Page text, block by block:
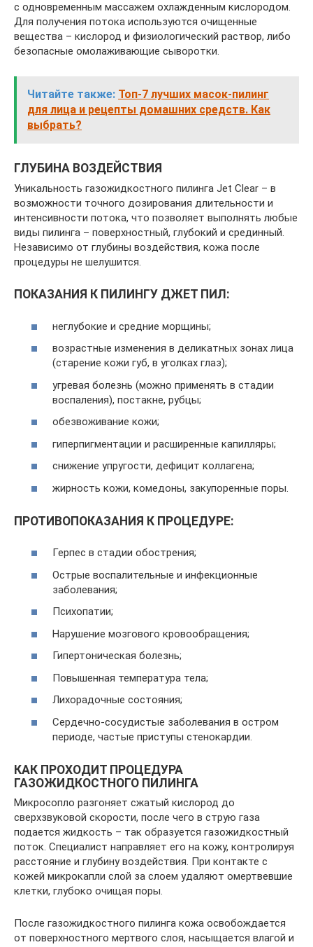
с одновременным массажем охлажденным кислородом.
Для получения потока используются очищенные
вещества – кислород и физиологический раствор, либо
безопасные омолаживающие сыворотки.
Читайте также: Топ-7 лучших масок-пилинг
для лица и рецепты домашних средств. Как
выбрать?
ГЛУБИНА ВОЗДЕЙСТВИЯ
Уникальность газожидкостного пилинга Jet Clear – в
возможности точного дозирования длительности и
интенсивности потока, что позволяет выполнять любые
виды пилинга – поверхностный, глубокий и срединный.
Независимо от глубины воздействия, кожа после
процедуры не шелушится.
ПОКАЗАНИЯ К ПИЛИНГУ ДЖЕТ ПИЛ:
неглубокие и средние морщины;
возрастные изменения в деликатных зонах лица
(старение кожи губ, в уголках глаз);
угревая болезнь (можно применять в стадии
воспаления), постакне, рубцы;
обезвоживание кожи;
гиперпигментации и расширенные капилляры;
снижение упругости, дефицит коллагена;
жирность кожи, комедоны, закупоренные поры.
ПРОТИВОПОКАЗАНИЯ К ПРОЦЕДУРЕ:
Герпес в стадии обострения;
Острые воспалительные и инфекционные
заболевания;
Психопатии;
Нарушение мозгового кровообращения;
Гипертоническая болезнь;
Повышенная температура тела;
Лихорадочные состояния;
Сердечно-сосудистые заболевания в остром
периоде, частые приступы стенокардии.
КАК ПРОХОДИТ ПРОЦЕДУРА
ГАЗОЖИДКОСТНОГО ПИЛИНГА
Микросопло разгоняет сжатый кислород до
сверхзвуковой скорости, после чего в струю газа
подается жидкость – так образуется газожидкостный
поток. Специалист направляет его на кожу, контролируя
расстояние и глубину воздействия. При контакте с
кожей микрокапли слой за слоем удаляют омертвевшие
клетки, глубоко очищая поры.
После газожидкостного пилинга кожа освобождается
от поверхностного мертвого слоя, насыщается влагой и